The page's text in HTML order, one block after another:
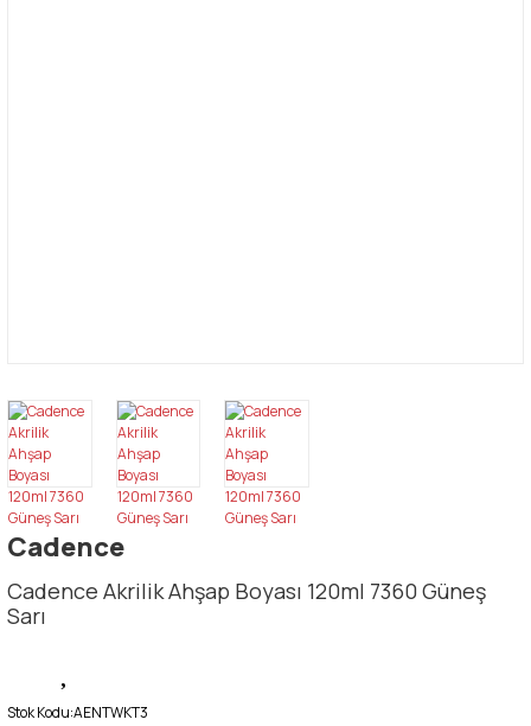
Cadence
Cadence Akrilik Ahşap Boyası 120ml 7360 Güneş
Sarı
Stok Kodu:AENTWKT3